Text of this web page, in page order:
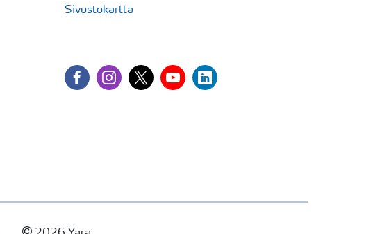
Sivustokartta
facebookinstagram
twitteryoutubelinkedin